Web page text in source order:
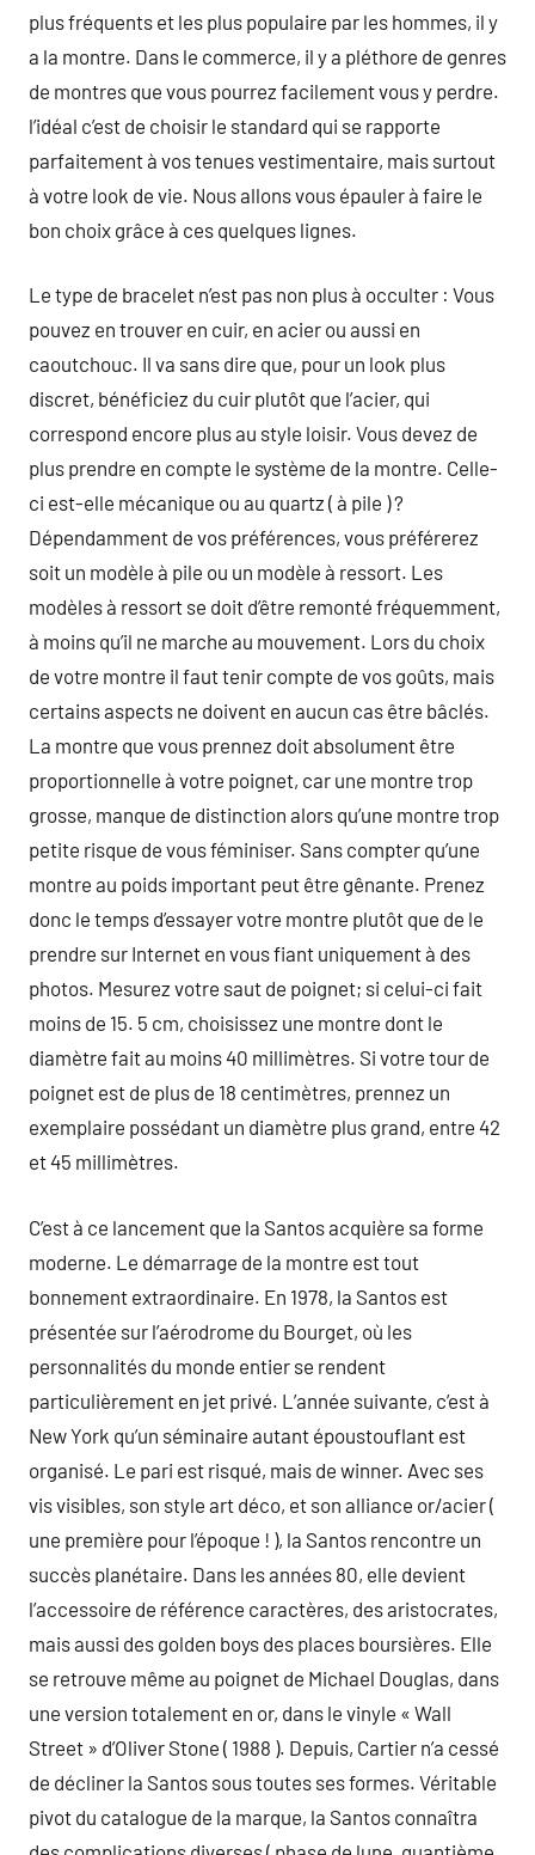
plus fréquents et les plus populaire par les hommes, il y
a la montre. Dans le commerce, il y a pléthore de genres
de montres que vous pourrez facilement vous y perdre.
l’idéal c’est de choisir le standard qui se rapporte
parfaitement à vos tenues vestimentaire, mais surtout
à votre look de vie. Nous allons vous épauler à faire le
bon choix grâce à ces quelques lignes.
Le type de bracelet n’est pas non plus à occulter : Vous
pouvez en trouver en cuir, en acier ou aussi en
caoutchouc. Il va sans dire que, pour un look plus
discret, bénéficiez du cuir plutôt que l’acier, qui
correspond encore plus au style loisir. Vous devez de
plus prendre en compte le système de la montre. Celle-
ci est-elle mécanique ou au quartz ( à pile ) ?
Dépendamment de vos préférences, vous préférerez
soit un modèle à pile ou un modèle à ressort. Les
modèles à ressort se doit d’être remonté fréquemment,
à moins qu’il ne marche au mouvement. Lors du choix
de votre montre il faut tenir compte de vos goûts, mais
certains aspects ne doivent en aucun cas être bâclés.
La montre que vous prennez doit absolument être
proportionnelle à votre poignet, car une montre trop
grosse, manque de distinction alors qu’une montre trop
petite risque de vous féminiser. Sans compter qu’une
montre au poids important peut être gênante. Prenez
donc le temps d’essayer votre montre plutôt que de le
prendre sur Internet en vous fiant uniquement à des
photos. Mesurez votre saut de poignet; si celui-ci fait
moins de 15. 5 cm, choisissez une montre dont le
diamètre fait au moins 40 millimètres. Si votre tour de
poignet est de plus de 18 centimètres, prennez un
exemplaire possédant un diamètre plus grand, entre 42
et 45 millimètres.
C’est à ce lancement que la Santos acquière sa forme
moderne. Le démarrage de la montre est tout
bonnement extraordinaire. En 1978, la Santos est
présentée sur l’aérodrome du Bourget, où les
personnalités du monde entier se rendent
particulièrement en jet privé. L’année suivante, c’est à
New York qu’un séminaire autant époustouflant est
organisé. Le pari est risqué, mais de winner. Avec ses
vis visibles, son style art déco, et son alliance or/acier (
une première pour l’époque ! ), la Santos rencontre un
succès planétaire. Dans les années 80, elle devient
l’accessoire de référence caractères, des aristocrates,
mais aussi des golden boys des places boursières. Elle
se retrouve même au poignet de Michael Douglas, dans
une version totalement en or, dans le vinyle « Wall
Street » d’Oliver Stone ( 1988 ). Depuis, Cartier n’a cessé
de décliner la Santos sous toutes ses formes. Véritable
pivot du catalogue de la marque, la Santos connaîtra